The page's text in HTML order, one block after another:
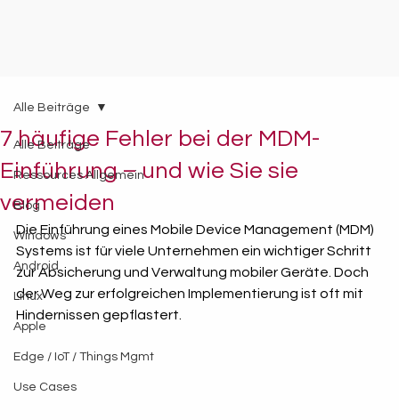
Alle Beiträge
Ressources Allgemein
Blog
Windows
Android
Linux
Apple
Edge / IoT / Things Mgmt
Use Cases
Alle Beiträge
7 häufige Fehler bei der MDM-
Einführung – und wie Sie sie
vermeiden
Die Einführung eines Mobile Device Management (MDM)
Systems ist für viele Unternehmen ein wichtiger Schritt
zur Absicherung und Verwaltung mobiler Geräte. Doch
der Weg zur erfolgreichen Implementierung ist oft mit
Hindernissen gepflastert.